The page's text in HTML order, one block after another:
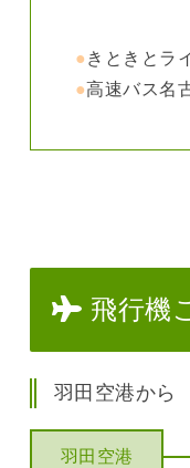
●きときとラ
●高速バス名
飛行機
羽田空港から
羽田空港